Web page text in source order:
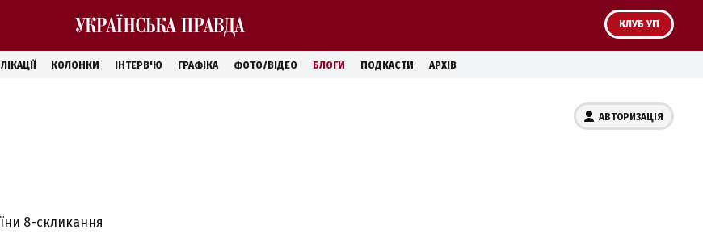
КЛУБ УП
КОЛОНКИ ІНТЕРВ'Ю ГРАФІКА ФОТО/ВІДЕО БЛОГИ ПОДКАСТИ АРХІВ
АВТОРИЗАЦІЯ
8-скликання